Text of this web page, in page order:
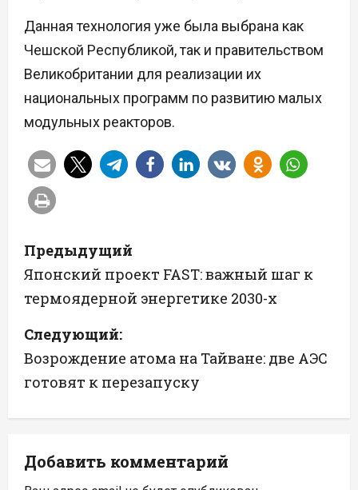
Данная технология уже была выбрана как
Чешской Республикой, так и правительством
Великобритании для реализации их
национальных программ по развитию малых
модульных реакторов.
Н
а
в
и
г
а
и
Предыдущий
Японский проект FAST: важный шаг к
термоядерной энергетике 2030-х
Следующий:
Возрождение атома на Тайване: две АЭС
готовят к перезапуску
Добавить комментарий